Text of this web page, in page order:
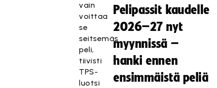
vain
voittaa
se
seitsemäs
peli,
tiivisti
TPS-
luotsi
Pelipassit kaudelle
2026–27 nyt
myynnissä –
hanki ennen
ensimmäistä peliä